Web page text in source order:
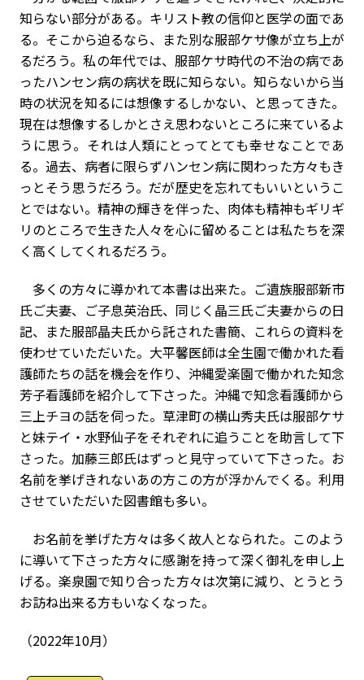
知らない部分がある。キリスト教の信仰と医学の面であ
る。そこから迫るなら、また別な服部ケサ像が立ち上が
るだろう。私の年代では、服部ケサ時代の不治の病であ
ったハンセン病の病状を既に知らない。知らないから当
時の状況を知るには想像するしかない、と思ってきた。
現在は想像するしかとさえ思わないところに来ているよ
うに思う。それは人類にとってとても幸せなことであ
る。過去、病者に限らずハンセン病に関わった方々もき
っとそう思うだろう。だが歴史を忘れてもいいというこ
とではない。精神の輝きを伴った、肉体も精神もギリギ
リのところで生きた人々を心に留めることは私たちを深
く高くしてくれるだろう。
多くの方々に導かれて本書は出来た。ご遺族服部新市
氏ご夫妻、ご子息英治氏、同じく晶三氏ご夫妻からの日
記、また服部晶夫氏から託された書簡、これらの資料を
使わせていただいた。大平馨医師は全生園で働かれた看
護師たちの話を機会を作り、沖縄愛楽園で働かれた知念
芳子看護師を紹介して下さった。沖縄で知念看護師から
三上チヨの話を伺った。草津町の横山秀夫氏は服部ケサ
と妹テイ・水野仙子をそれぞれに追うことを助言して下
さった。加藤三郎氏はずっと見守っていて下さった。お
名前を挙げきれないあの方この方が浮かんでくる。利用
させていただいた図書館も多い。
お名前を挙げた方々は多く故人となられた。このよう
に導いて下さった方々に感謝を持って深く御礼を申し上
げる。楽泉園で知り合った方々は次第に減り、とうとう
お訪ね出来る方もいなくなった。
（2022年10月）